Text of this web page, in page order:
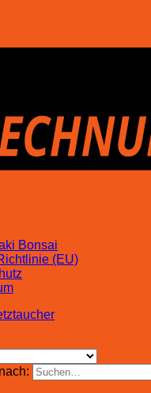
Bonsai
(EU)